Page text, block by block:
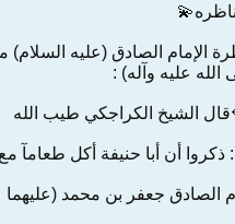
الإمام الصادق (عليه
عليه وآله) :
الشيخ الكراجكي طيب الله
: ذكروا أن أبا حنيفة أكل طعامآ مع
الصادق جعفر بن محمد (عليهما